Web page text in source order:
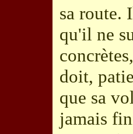
sa route.
qu'il ne
doit,
que sa
jamais